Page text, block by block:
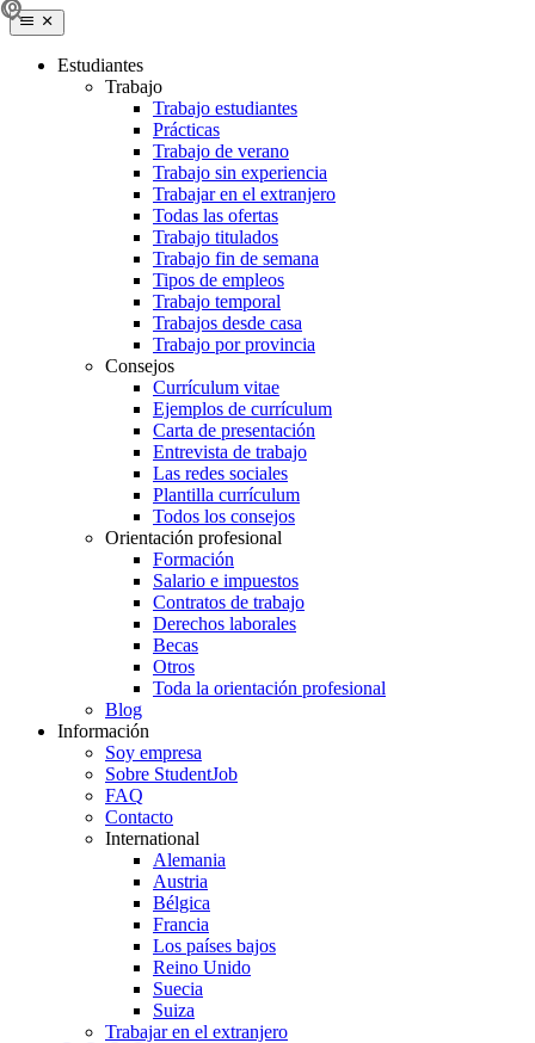
Estudiantes
Trabajo
Trabajo estudiantes
Prácticas
Trabajo de verano
Trabajo sin experiencia
Trabajar en el extranjero
Todas las ofertas
Trabajo titulados
Trabajo fin de semana
Tipos de empleos
Trabajo temporal
Trabajos desde casa
Trabajo por provincia
Consejos
Currículum vitae
Ejemplos de currículum
Carta de presentación
Entrevista de trabajo
Las redes sociales
Plantilla currículum
Todos los consejos
Orientación profesional
Formación
Salario e impuestos
Contratos de trabajo
Derechos laborales
Becas
Otros
Toda la orientación profesional
Blog
Información
Soy empresa
Sobre StudentJob
FAQ
Contacto
International
Alemania
Austria
Bélgica
Francia
Los países bajos
Reino Unido
Suecia
Suiza
Trabajar en el extranjero